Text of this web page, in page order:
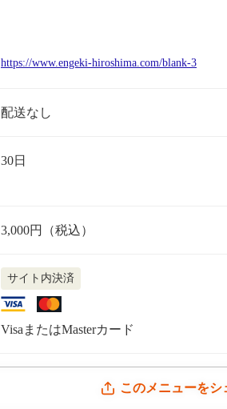
https://www.engeki-hiroshima.com/blank-3
配送なし
30日
3,000円（税込）
サイト内決済
VisaまたはMasterカード
このメニューをシ